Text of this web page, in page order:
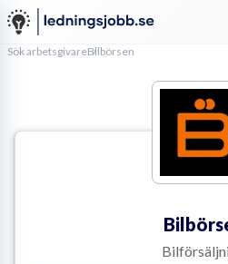
Sök arbetsgivareBilbörsen